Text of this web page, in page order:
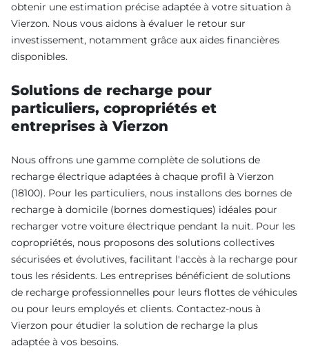
obtenir une estimation précise adaptée à votre situation à
Vierzon. Nous vous aidons à évaluer le retour sur
investissement, notamment grâce aux aides financières
disponibles.
Solutions de recharge pour
particuliers, copropriétés et
entreprises à Vierzon
Nous offrons une gamme complète de solutions de
recharge électrique adaptées à chaque profil à Vierzon
(18100). Pour les particuliers, nous installons des bornes de
recharge à domicile (bornes domestiques) idéales pour
recharger votre voiture électrique pendant la nuit. Pour les
copropriétés, nous proposons des solutions collectives
sécurisées et évolutives, facilitant l'accès à la recharge pour
tous les résidents. Les entreprises bénéficient de solutions
de recharge professionnelles pour leurs flottes de véhicules
ou pour leurs employés et clients. Contactez-nous à
Vierzon pour étudier la solution de recharge la plus
adaptée à vos besoins.